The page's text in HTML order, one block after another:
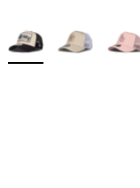
Plus de couleurs